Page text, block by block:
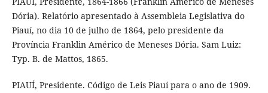
Dória). Relatório apresentado à Assembleia Legislativa do
Piauí, no dia 10 de julho de 1864, pelo presidente da
Província Franklin Américo de Meneses Dória. Sam Luiz:
Typ. B. de Mattos, 1865.
PIAUÍ, Presidente. Código de Leis Piauí para o ano de 1909.